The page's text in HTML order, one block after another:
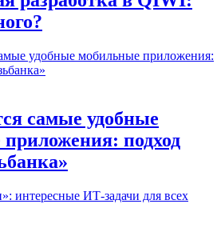
самые удобные
подход